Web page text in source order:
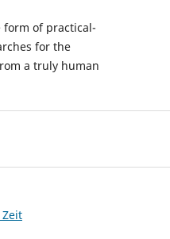
of practical-
for the
a truly human